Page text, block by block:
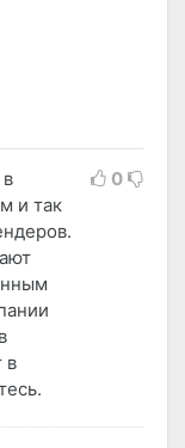
и так
в
0